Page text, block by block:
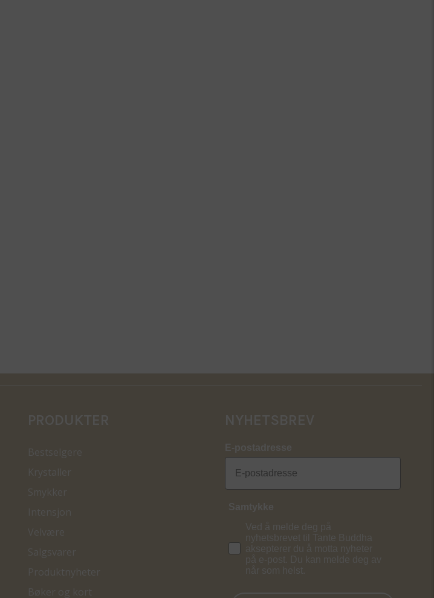
PRODUKTER
Bestselgere
Krystaller
Smykker
Intensjon
Velvære
Salgsvarer
Produktnyheter
Bøker og kort
NYHETSBREV
E-postadresse
Samtykke
Ved å melde deg på
nyhetsbrevet til Tante Buddha
aksepterer du å motta nyheter
på e-post. Du kan melde deg av
når som helst.